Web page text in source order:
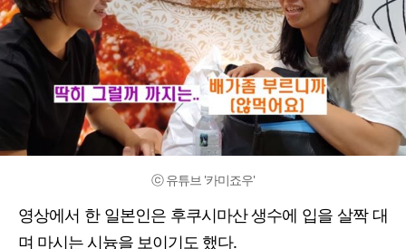
ⓒ 유튜브 '카미죠우'
영상에서 한 일본인은 후쿠시마산 생수에 입을 살짝 대
며 마시는 시늉을 보이기도 했다.